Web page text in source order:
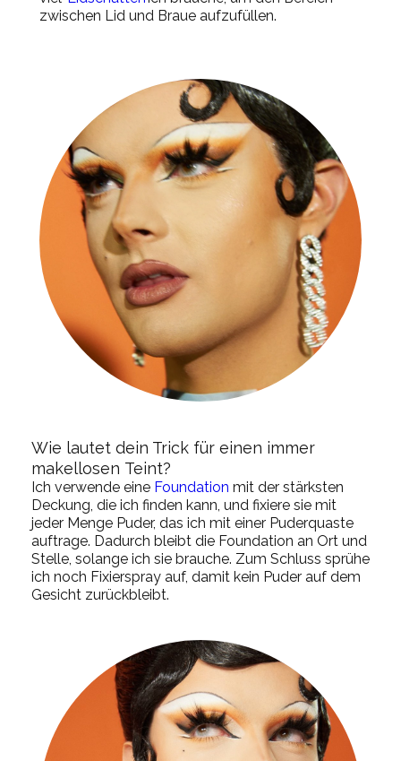
zwischen Lid und Braue aufzufüllen.
Wie lautet dein Trick für einen immer
makellosen Teint?
Ich verwende eine Foundation mit der stärksten
Deckung, die ich finden kann, und fixiere sie mit
jeder Menge Puder, das ich mit einer Puderquaste
auftrage. Dadurch bleibt die Foundation an Ort und
Stelle, solange ich sie brauche. Zum Schluss sprühe
ich noch Fixierspray auf, damit kein Puder auf dem
Gesicht zurückbleibt.